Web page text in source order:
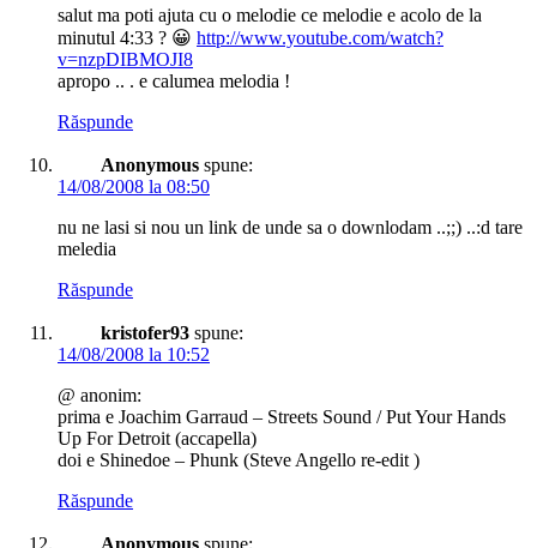
salut ma poti ajuta cu o melodie ce melodie e acolo de la
minutul 4:33 ? 😀 http://www.youtube.com/watch?
v=nzpDIBMOJI8
apropo .. . e calumea melodia !
Răspunde
Anonymous spune:
14/08/2008 la 08:50
nu ne lasi si nou un link de unde sa o downlodam ..;;) ..:d tare
meledia
Răspunde
kristofer93 spune:
14/08/2008 la 10:52
@ anonim:
prima e Joachim Garraud – Streets Sound / Put Your Hands
Up For Detroit (accapella)
doi e Shinedoe – Phunk (Steve Angello re-edit )
Răspunde